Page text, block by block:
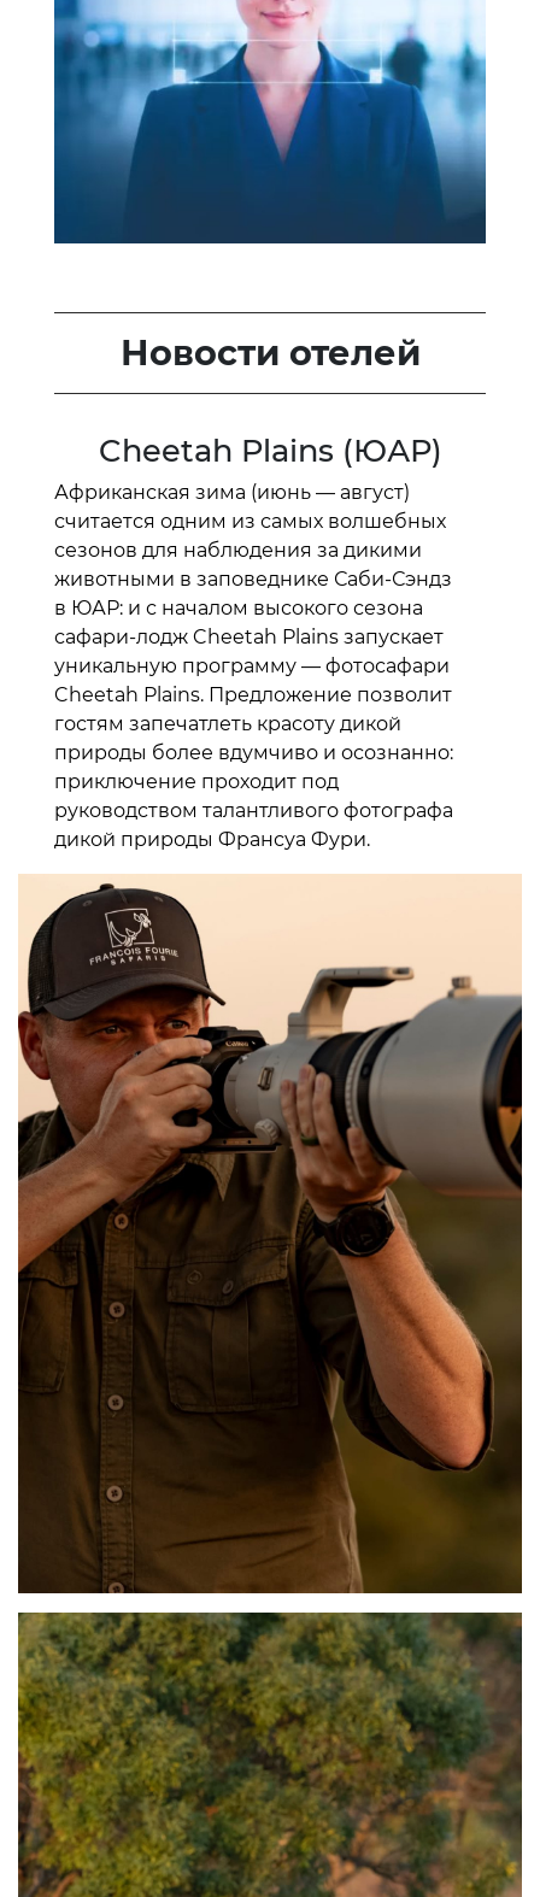
Новости отелей
Cheetah Plains (ЮАР)
Африканская зима (июнь — август)
считается одним из самых волшебных
сезонов для наблюдения за дикими
животными в заповеднике Саби-Сэндз
в ЮАР: и с началом высокого сезона
сафари-лодж Cheetah Plains запускает
уникальную программу — фотосафари
Cheetah Plains. Предложение позволит
гостям запечатлеть красоту дикой
природы более вдумчиво и осознанно:
приключение проходит под
руководством талантливого фотографа
дикой природы Франсуа Фури.